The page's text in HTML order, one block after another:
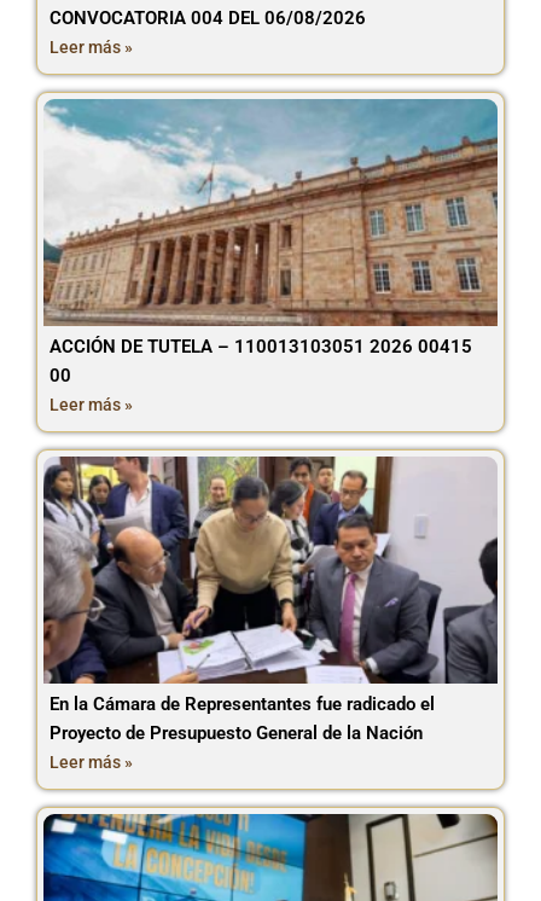
CONVOCATORIA 004 DEL 06/08/2026
Leer más »
ACCIÓN DE TUTELA – 110013103051 2026 00415
00
Leer más »
En la Cámara de Representantes fue radicado el
Proyecto de Presupuesto General de la Nación
Leer más »